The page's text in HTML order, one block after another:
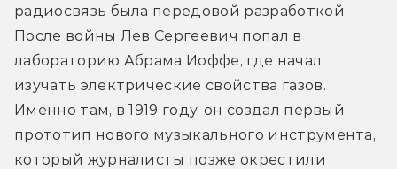
радиосвязь была передовой разработкой.
После войны Лев Сергеевич попал в
лабораторию Абрама Иоффе, где начал
изучать электрические свойства газов.
Именно там, в 1919 году, он создал первый
прототип нового музыкального инструмента,
который журналисты позже окрестили